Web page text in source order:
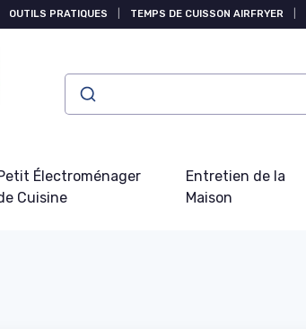
OUTILS PRATIQUES TEMPS DE CUISSON AIRFRYER
Électroménager
Cuisine
Entretien de la
Maison